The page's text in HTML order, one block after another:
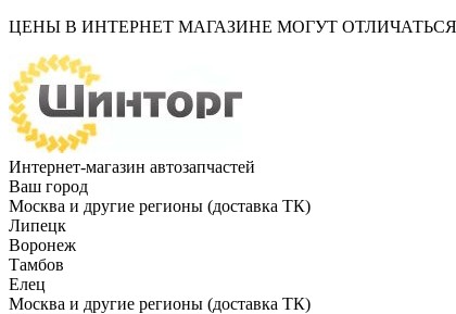
ЦЕНЫ В ИНТЕРНЕТ МАГАЗИНЕ МОГУТ
Интернет-магазин автозапчастей
Ваш город
Москва и другие регионы (доставка ТК)
Липецк
Воронеж
Тамбов
Елец
Москва и другие регионы (доставка ТК)